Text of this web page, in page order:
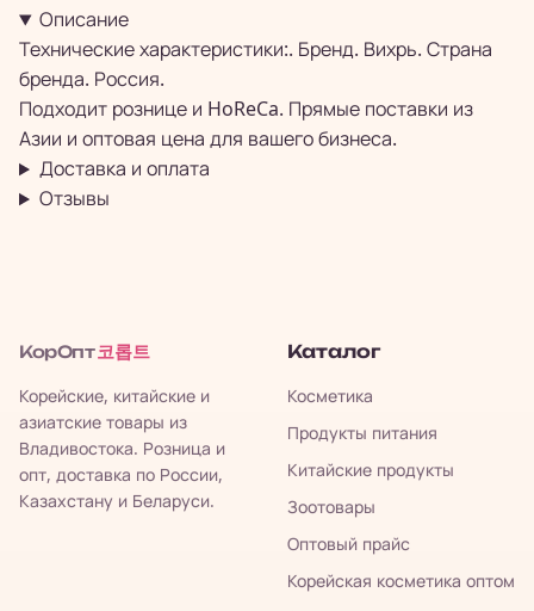
Описание
Технические характеристики:. Бренд. Вихрь. Страна
бренда. Россия.
Подходит рознице и HoReCa. Прямые поставки из
Азии и оптовая цена для вашего бизнеса.
Доставка и оплата
Отзывы
КорОпт 코롭트
Корейские, китайские и
азиатские товары из
Владивостока. Розница и
опт, доставка по России,
Казахстану и Беларуси.
Каталог
Косметика
Продукты питания
Китайские продукты
Зоотовары
Оптовый прайс
Корейская косметика оптом